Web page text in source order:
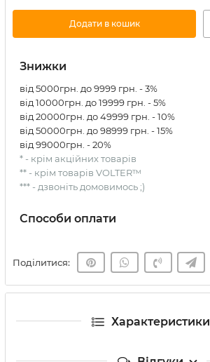
Додати в кошик
Знижки
від 5000грн. до 9999 грн. - 3%
від 10000грн. до 19999 грн. - 5%
від 20000грн. до 49999 грн. - 10%
від 50000грн. до 98999 грн. - 15%
від 99000грн. - 20%
* - крім акційних товарів
** - крім товарів VOLTER™
*** - дзвоніть домовимось ;)
Способи оплати
Поділитися:
Характеристики